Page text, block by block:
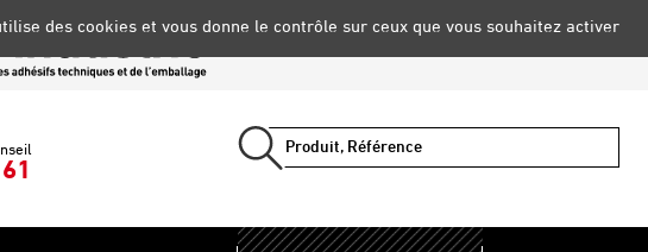
des cookies et vous donne le contrôle sur ceux que vous souhaitez activer